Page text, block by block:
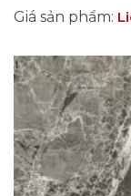
Giá sản phẩm: